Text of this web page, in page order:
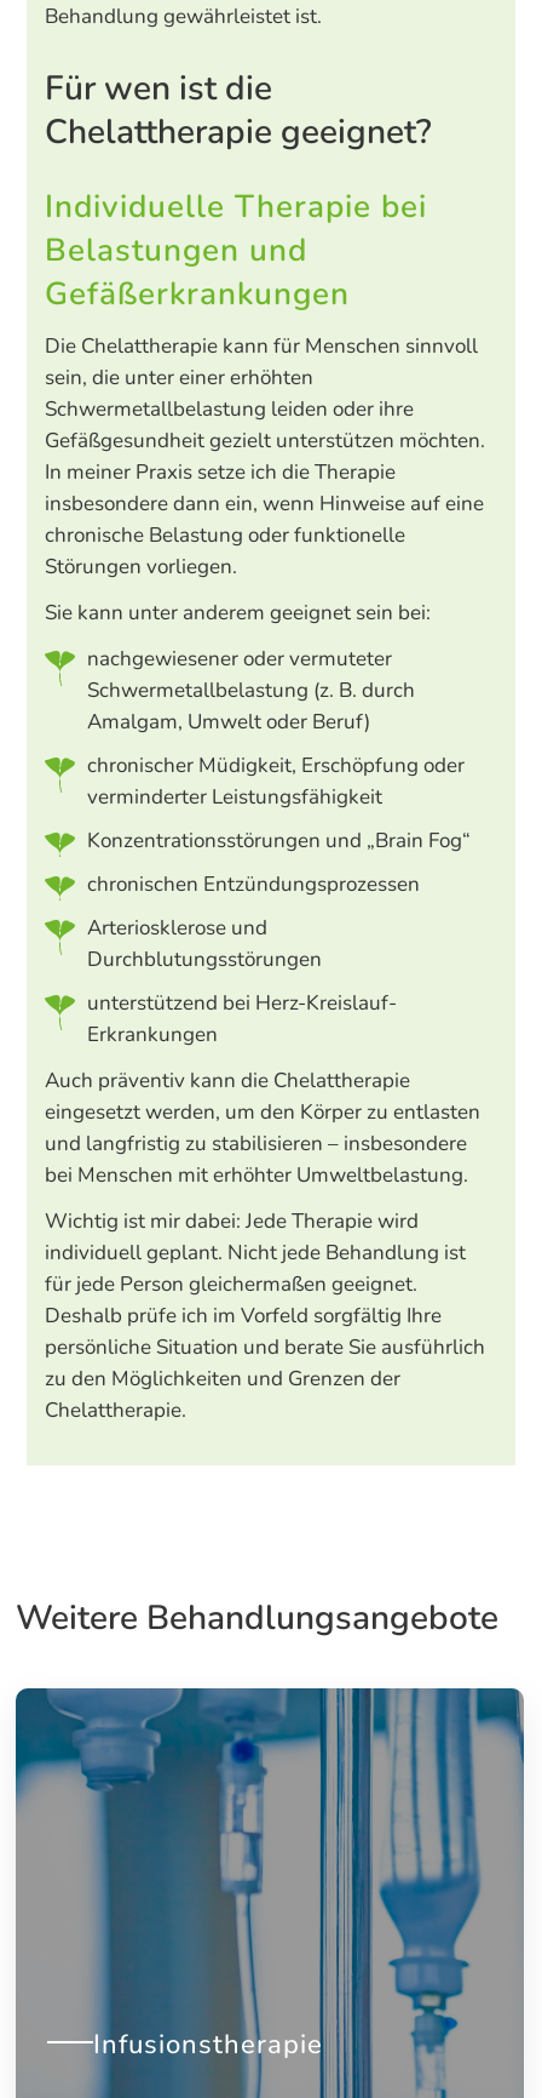
Behandlung gewährleistet ist.
Für wen ist die
Chelattherapie geeignet?
Individuelle Therapie bei
Belastungen und
Gefäßerkrankungen
Die Chelattherapie kann für Menschen sinnvoll
sein, die unter einer erhöhten
Schwermetallbelastung leiden oder ihre
Gefäßgesundheit gezielt unterstützen möchten.
In meiner Praxis setze ich die Therapie
insbesondere dann ein, wenn Hinweise auf eine
chronische Belastung oder funktionelle
Störungen vorliegen.
Sie kann unter anderem geeignet sein bei:
nachgewiesener oder vermuteter
Schwermetallbelastung (z. B. durch
Amalgam, Umwelt oder Beruf)
chronischer Müdigkeit, Erschöpfung oder
verminderter Leistungsfähigkeit
Konzentrationsstörungen und „Brain Fog“
chronischen Entzündungsprozessen
Arteriosklerose und
Durchblutungsstörungen
unterstützend bei Herz-Kreislauf-
Erkrankungen
Auch präventiv kann die Chelattherapie
eingesetzt werden, um den Körper zu entlasten
und langfristig zu stabilisieren – insbesondere
bei Menschen mit erhöhter Umweltbelastung.
Wichtig ist mir dabei: Jede Therapie wird
individuell geplant. Nicht jede Behandlung ist
für jede Person gleichermaßen geeignet.
Deshalb prüfe ich im Vorfeld sorgfältig Ihre
persönliche Situation und berate Sie ausführlich
zu den Möglichkeiten und Grenzen der
Chelattherapie.
Weitere Behandlungsangebote
Infusionstherapie